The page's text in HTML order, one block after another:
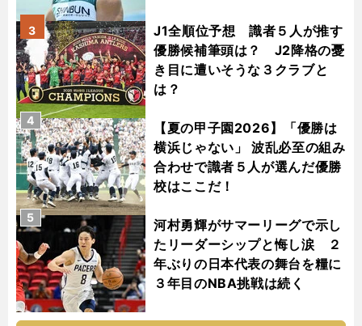
J1全順位予想 識者５人が推す
優勝候補筆頭は？ J2降格の憂
き目に遭いそうな３クラブと
は？
3
【夏の甲子園2026】「優勝は
横浜じゃない」 波乱必至の組み
合わせで識者５人が選んだ優勝
校はここだ！
4
河村勇輝がサマーリーグで示し
たリーダーシップと悔し涙 ２
年ぶりの日本代表の舞台を糧に
３年目のNBA挑戦は続く
5